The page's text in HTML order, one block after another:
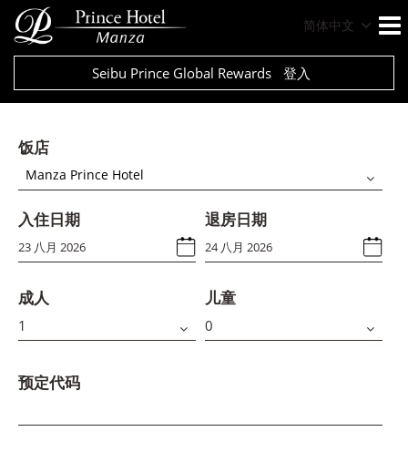
简体中文
Seibu Prince Global Rewards 登入
饭店
Manza Prince Hotel
入住日期 退房日期
成人 儿童
预定代码